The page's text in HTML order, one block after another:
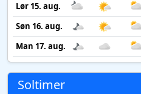
Lør 15. aug.
Søn 16. aug.
Man 17. aug.
Soltimer